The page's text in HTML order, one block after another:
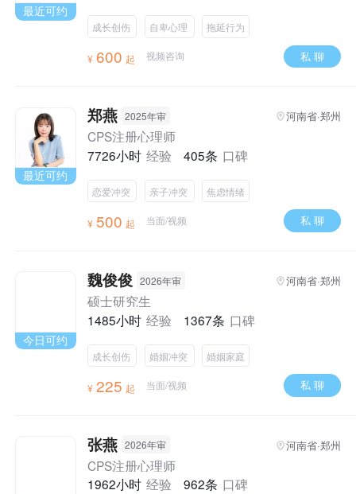
最近可约
成长创伤 自卑心理 拖延行为
¥ 600 起 视频咨询 私 聊
最近可约
郑燕 2025年审 河南省·郑州
CPS注册心理师
7726小时 经验 405条 口碑
恋爱冲突 亲子冲突 焦虑情绪
¥ 500 起 当面/视频 私 聊
今日可约
魏俊俊 2026年审 河南省·郑州
硕士研究生
1485小时 经验 1367条 口碑
成长创伤 婚姻冲突 婚姻家庭
¥ 225 起 当面/视频 私 聊
张燕 2026年审 河南省·郑州
CPS注册心理师
1962小时 经验 962条 口碑